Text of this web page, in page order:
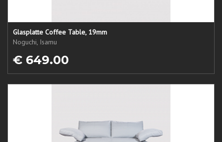
Glasplatte Coffee Table, 19mm
Noguchi, Isamu
€ 649.00